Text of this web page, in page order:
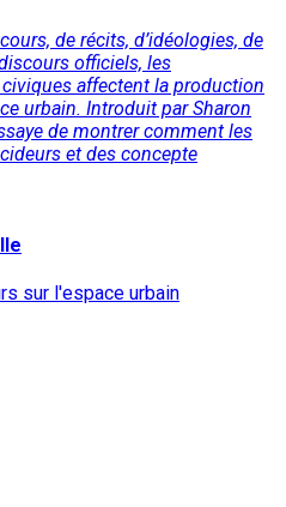
de récits, d’idéologies, de
officiels, les
affectent la production
urbain. Introduit par Sharon
de montrer comment les
et des concepte
sur l'espace urbain